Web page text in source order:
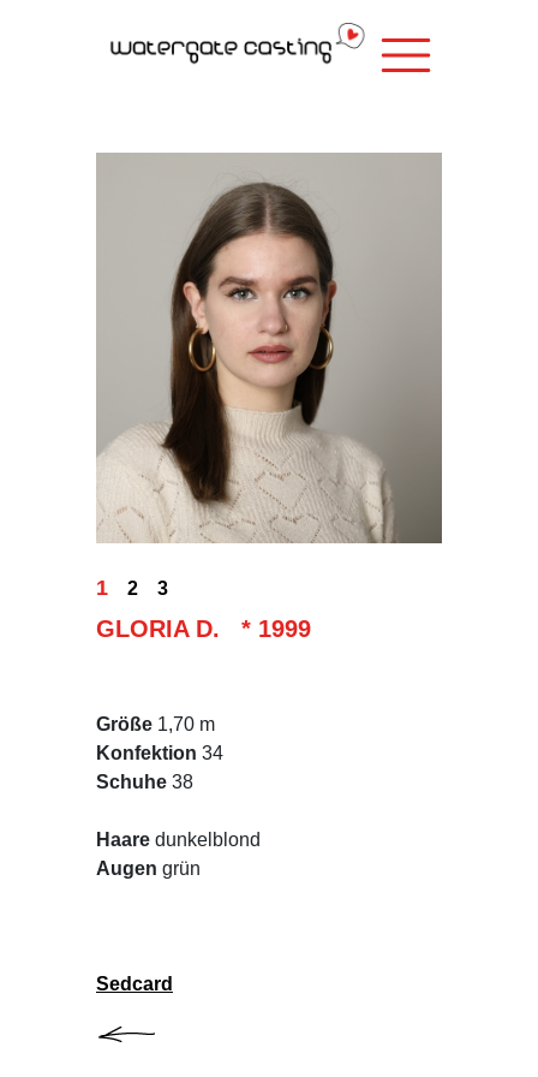
1 2 3
GLORIA D. * 1999
Größe 1,70 m
Konfektion 34
Schuhe 38
Haare dunkelblond
Augen grün
Sedcard